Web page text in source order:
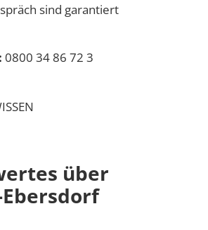
sind garantiert
0800 34 86 72 3
über